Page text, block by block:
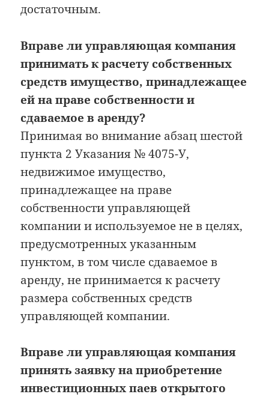
достаточным.
Вправе ли управляющая компания
принимать к расчету собственных
средств имущество, принадлежащее
ей на праве собственности и
сдаваемое в аренду?
Принимая во внимание абзац шестой
пункта 2 Указания № 4075-У,
недвижимое имущество,
принадлежащее на праве
собственности управляющей
компании и используемое не в целях,
предусмотренных указанным
пунктом, в том числе сдаваемое в
аренду, не принимается к расчету
размера собственных средств
управляющей компании.
Вправе ли управляющая компания
принять заявку на приобретение
инвестиционных паев открытого